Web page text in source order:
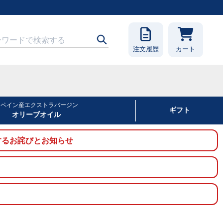
注文履歴 カート
イン産エクストラバージン
オリーブオイル ギフト
お詫びとお知らせ